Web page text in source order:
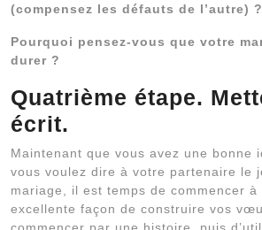
(compensez les défauts de l’autre) ?
Pourquoi pensez-vous que votre
durer ?
Quatrième étape.
écrit.
Maintenant que vous avez une bonne
vous voulez dire à votre partenaire le
mariage, il est temps de commencer à
excellente façon de construire vos